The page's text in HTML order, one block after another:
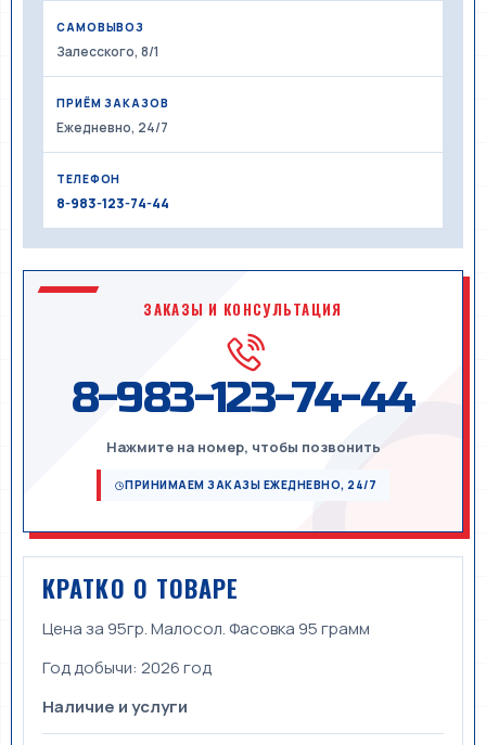
САМОВЫВОЗ
Залесского, 8/1
ПРИЁМ ЗАКАЗОВ
Ежедневно, 24/7
ТЕЛЕФОН
8-983-123-74-44
ЗАКАЗЫ И КОНСУЛЬТАЦИЯ
8-983-123-74-44
Нажмите на номер, чтобы позвонить
ПРИНИМАЕМ ЗАКАЗЫ ЕЖЕДНЕВНО, 24/7
КРАТКО О ТОВАРЕ
Цена за 95гр. Малосол. Фасовка 95 грамм
Год добычи: 2026 год
Наличие и услуги